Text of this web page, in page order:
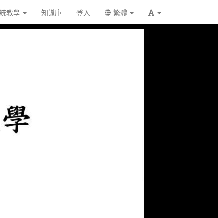
教學 知識庫 登入 繁體